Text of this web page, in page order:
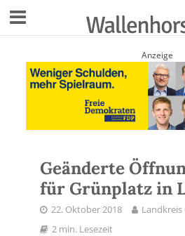
Anzeige
Geänderte
für Grünplatz in
22. Oktober 2018
Landkreis
2 min. Lesezeit